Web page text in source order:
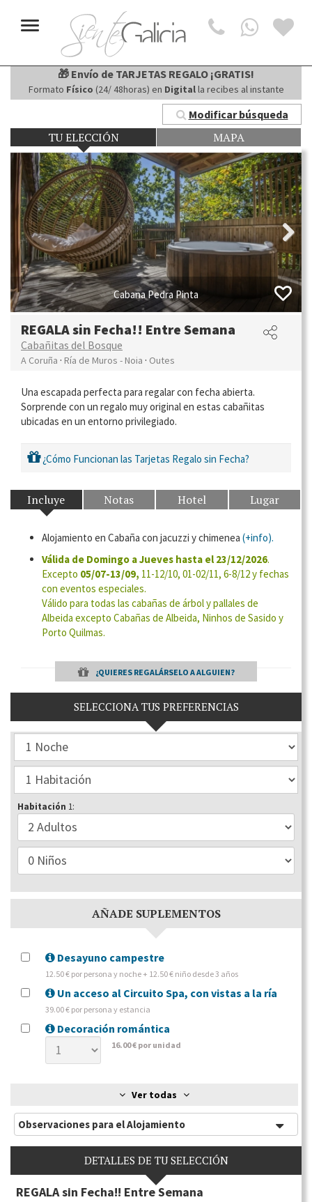
Toggle
navigation
🎁 Envío de TARJETAS REGALO ¡GRATIS!
Formato Físico (24/ 48horas) en Digitalla recibes al instante
Modificar búsqueda
TU ELECCIÓN MAPA
Cabana Pedra Pinta
Next
REGALA sin Fecha!! Entre Semana
Cabañitas del Bosque
A Coruña · Ría de Muros - Noia · Outes
Una escapada perfecta para regalar con fecha abierta.
Sorprende con un regalo muy original en estas cabañitas
ubicadas en un entorno privilegiado.
¿Cómo Funcionan las Tarjetas Regalo sin Fecha?
Incluye Notas Hotel Lugar
Alojamiento en Cabaña con jacuzzi y chimenea (+i​nfo).
Válida de Domingo a Jueves hasta el 23/12/2026.
Excepto 05/07-13/09, 11-12/10, 01-02/11, 6-8/12 y fechas
con eventos especiales.
Válido para todas las cabañas de árbol y pallales de
Albeida excepto Cabañas de Albeida, Ninhos de Sasido y
Porto Quilmas.
¿QUIERES REGALÁRSELO A ALGUIEN?
SELECCIONA TUS PREFERENCIAS
Habitación 1:
AÑADE SUPLEMENTOS
Desayuno campestre
12.50 € por persona y noche + 12.50 € niño desde 3 años
Un acceso al Circuito Spa, con vistas a la ría
39.00 € por persona y estancia
Decoración romántica
16.00 € por unidad
Ver todas
Observaciones para el Alojamiento
DETALLES DE TU SELECCIÓN
REGALA sin Fecha!! Entre Semana